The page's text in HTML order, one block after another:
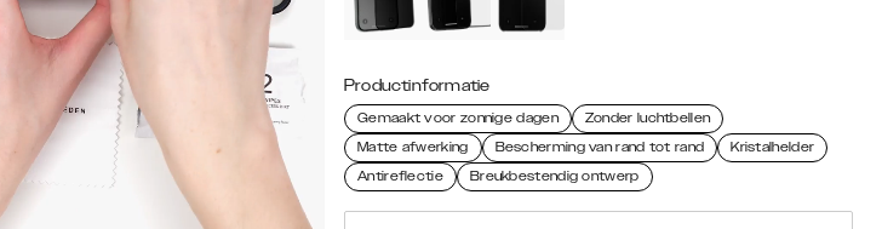
Productinformatie
Gemaakt voor zonnige dagen
Zonder luchtbellen
Matte afwerking
Bescherming van rand tot rand
Kristalhelder
Antireflectie
Breukbestendig ontwerp